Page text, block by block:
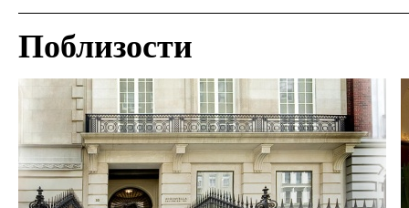
Поблизости